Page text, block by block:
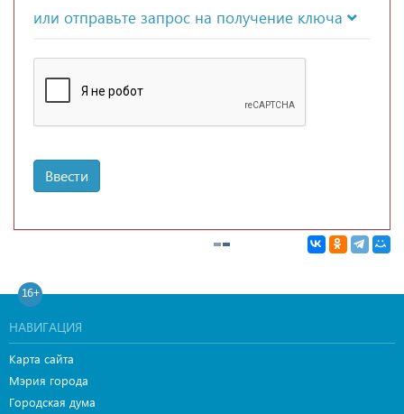
или отправьте запрос на получение ключа
Ввести
16+
НАВИГАЦИЯ
Карта сайта
Мэрия города
Городская дума